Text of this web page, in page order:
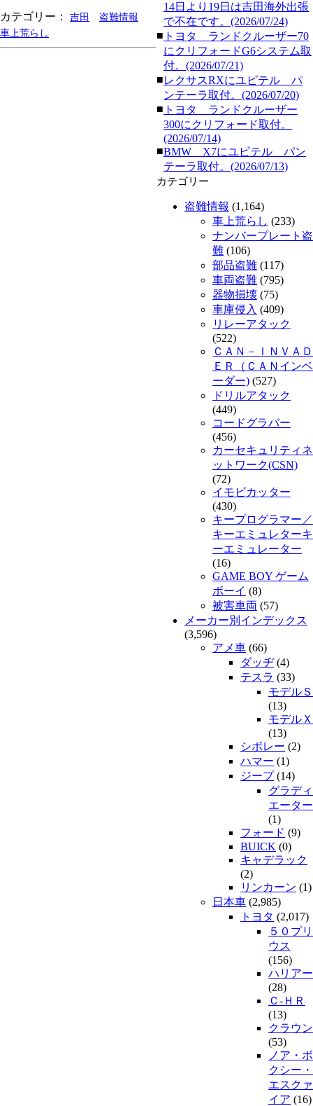
カテゴリー： 吉田
盗難情報
車上荒らし
14日より19日は吉田海外出張
で不在です。(2026/07/24)
■ トヨタ ランドクルーザー70
にクリフォードG6システム取
付。(2026/07/21)
■レクサスRXにユピテル パ
ンテーラ取付。(2026/07/20)
■ トヨタ ランドクルーザー
300にクリフォード取付。
(2026/07/14)
■BMW X7にユピテル パン
テーラ取付。(2026/07/13)
カテゴリー
盗難情報 (1,164)
車上荒らし (233)
ナンバープレート盗
難 (106)
部品盗難 (117)
車両盗難 (795)
器物損壊 (75)
車庫侵入 (409)
リレーアタック
(522)
ＣＡＮ－ＩＮＶＡＤ
ＥＲ（ＣＡＮインベ
ーダー) (527)
ドリルアタック
(449)
コードグラバー
(456)
カーセキュリティネ
ットワーク(CSN)
(72)
イモビカッター
(430)
キープログラマー／
キーエミュレターキ
ーエミュレーター
(16)
GAME BOY ゲーム
ボーイ (8)
被害車両 (57)
メーカー別インデックス
(3,596)
アメ車 (66)
ダッヂ(4)
テスラ (33)
モデルＳ
(13)
モデルＸ
(13)
シボレー (2)
ハマー (1)
ジープ(14)
グラディ
エーター
(1)
フォード (9)
BUICK (0)
キャデラック
(2)
リンカーン (1)
日本車 (2,985)
トヨタ (2,017)
５０プリ
ウス
(156)
ハリアー
(28)
Ｃ-ＨＲ
(13)
クラウン
(53)
ノア・ボ
クシー・
エスクァ
イア (16)